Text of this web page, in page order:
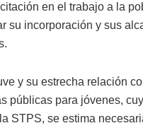
en el trabajo a la
su incorporación y sus
y su estrecha relación
públicas para jóvenes,
STPS, se estima